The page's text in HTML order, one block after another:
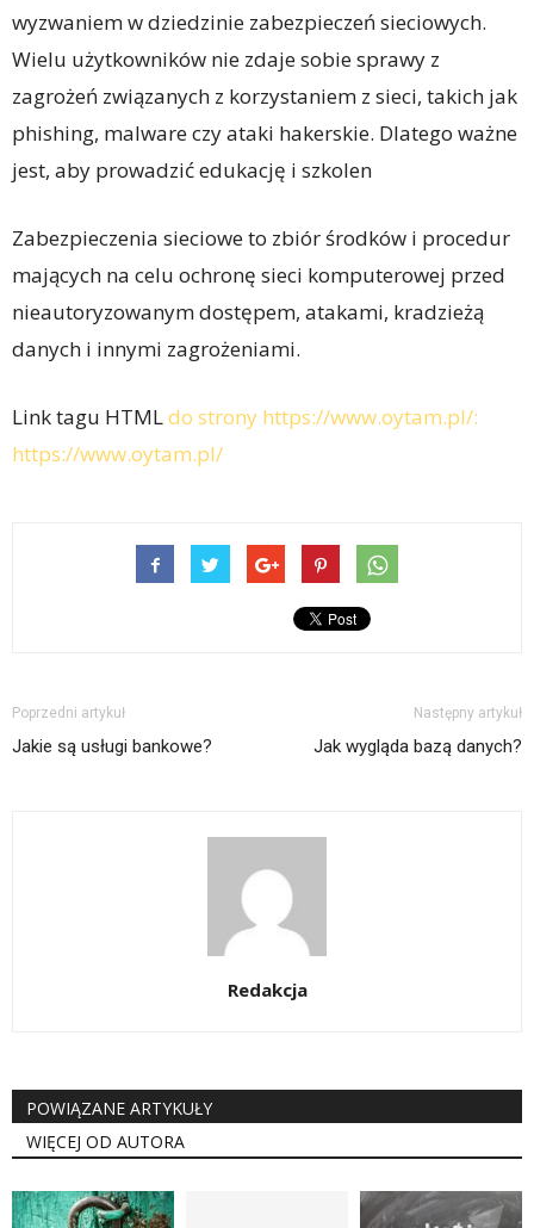
wyzwaniem w dziedzinie zabezpieczeń sieciowych.
Wielu użytkowników nie zdaje sobie sprawy z
zagrożeń związanych z korzystaniem z sieci, takich jak
phishing, malware czy ataki hakerskie. Dlatego ważne
jest, aby prowadzić edukację i szkolen
Zabezpieczenia sieciowe to zbiór środków i procedur
mających na celu ochronę sieci komputerowej przed
nieautoryzowanym dostępem, atakami, kradzieżą
danych i innymi zagrożeniami.
Link tagu HTMLdo strony https://www.oytam.pl/:
https://www.oytam.pl/
Poprzedni artykuł
Jakie są usługi bankowe?
Następny artykuł
Jak wygląda bazą danych?
Redakcja
POWIĄZANE ARTYKUŁY
WIĘCEJ OD AUTORA